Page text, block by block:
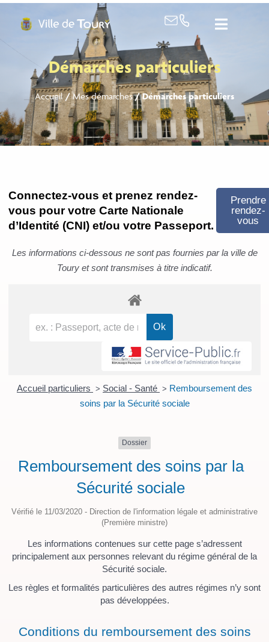
Démarches particuliers
Accueil/Mes démarches/Démarches particuliers
Connectez-vous et prenez rendez-
vous pour votre Carte Nationale
d’Identité (CNI) et/ou votre Passeport.
Prendre
rendez-
vous
Les informations ci-dessous ne sont pas fournies par la ville de
Toury et sont transmises à titre indicatif.
Accueil particuliers > Social - Santé > Remboursement des
soins par la Sécurité sociale
Dossier
Remboursement des soins par la
Sécurité sociale
Vérifié le 11/03/2020 - Direction de l'information légale et administrative
(Première ministre)
Les informations contenues sur cette page s’adressent
principalement aux personnes relevant du régime général de la
Sécurité sociale.
Les règles et formalités particulières des autres régimes n’y sont
pas développées.
Conditions du remboursement des soins